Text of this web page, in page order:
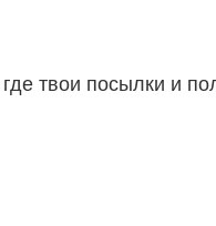
твои посылки и